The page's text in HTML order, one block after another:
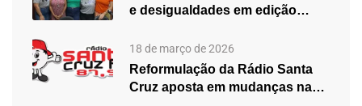
e desigualdades em edição
18 de março de 2026
Reformulação da Rádio Santa
Cruz aposta em mudanças na